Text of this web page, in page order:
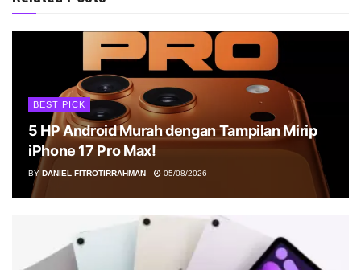
BEST PICK
5 HP Android Murah dengan Tampilan Mirip
iPhone 17 Pro Max!
BY DANIEL FITROTIRRAHMAN 05/08/2026